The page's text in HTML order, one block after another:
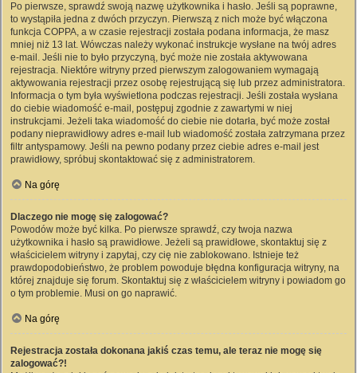
Po pierwsze, sprawdź swoją nazwę użytkownika i hasło. Jeśli są poprawne,
to wystąpiła jedna z dwóch przyczyn. Pierwszą z nich może być włączona
funkcja COPPA, a w czasie rejestracji została podana informacja, że masz
mniej niż 13 lat. Wówczas należy wykonać instrukcje wysłane na twój adres
e-mail. Jeśli nie to było przyczyną, być może nie została aktywowana
rejestracja. Niektóre witryny przed pierwszym zalogowaniem wymagają
aktywowania rejestracji przez osobę rejestrującą się lub przez administratora.
Informacja o tym była wyświetlona podczas rejestracji. Jeśli została wysłana
do ciebie wiadomość e-mail, postępuj zgodnie z zawartymi w niej
instrukcjami. Jeżeli taka wiadomość do ciebie nie dotarła, być może został
podany nieprawidłowy adres e-mail lub wiadomość została zatrzymana przez
filtr antyspamowy. Jeśli na pewno podany przez ciebie adres e-mail jest
prawidłowy, spróbuj skontaktować się z administratorem.
Na górę
Dlaczego nie mogę się zalogować?
Powodów może być kilka. Po pierwsze sprawdź, czy twoja nazwa
użytkownika i hasło są prawidłowe. Jeżeli są prawidłowe, skontaktuj się z
właścicielem witryny i zapytaj, czy cię nie zablokowano. Istnieje też
prawdopodobieństwo, że problem powoduje błędna konfiguracja witryny, na
której znajduje się forum. Skontaktuj się z właścicielem witryny i powiadom go
o tym problemie. Musi on go naprawić.
Na górę
Rejestracja została dokonana jakiś czas temu, ale teraz nie mogę się
zalogować?!